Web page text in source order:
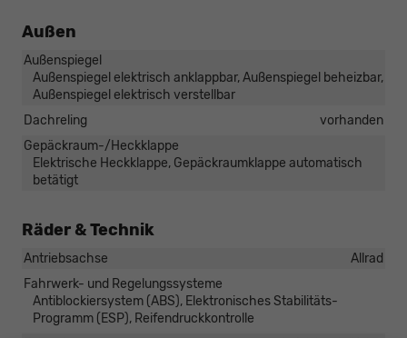
Außen
Außenspiegel
Außenspiegel elektrisch anklappbar, Außenspiegel beheizbar,
Außenspiegel elektrisch verstellbar
Dachreling
vorhanden
Gepäckraum-/Heckklappe
Elektrische Heckklappe, Gepäckraumklappe automatisch
betätigt
Räder & Technik
Antriebsachse
Allrad
Fahrwerk- und Regelungssysteme
Antiblockiersystem (ABS), Elektronisches Stabilitäts-
Programm (ESP), Reifendruckkontrolle